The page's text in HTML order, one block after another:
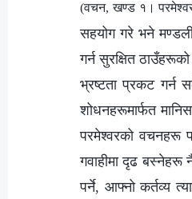
(वचन, खण्ड १।
सहयोग गरे भने
गर्न सुरक्षित
भ्रष्टता प्रकट गर्न
शोधनहरूमार्फत
परमेश्‍वरको वचनहरू
गवाहीमा दृढ बस्नेहरू
पर्ने, आफ्नो कर्तव्य